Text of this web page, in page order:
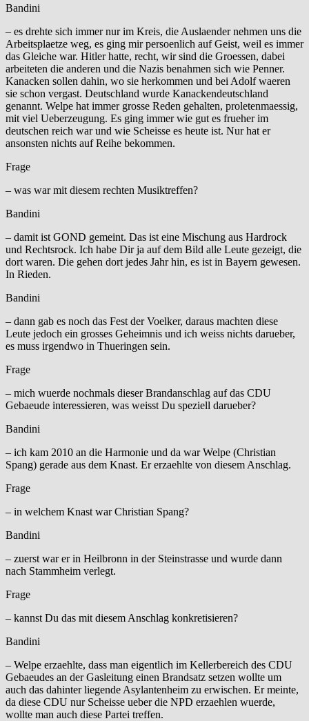
Bandini
– es drehte sich immer nur im Kreis, die Auslaender nehmen uns die
Arbeitsplaetze weg, es ging mir persoenlich auf Geist, weil es immer
das Gleiche war. Hitler hatte, recht, wir sind die Groessen, dabei
arbeiteten die anderen und die Nazis benahmen sich wie Penner.
Kanacken sollen dahin, wo sie herkommen und bei Adolf waeren
sie schon vergast. Deutschland wurde Kanackendeutschland
genannt. Welpe hat immer grosse Reden gehalten, proletenmaessig,
mit viel Ueberzeugung. Es ging immer wie gut es frueher im
deutschen reich war und wie Scheisse es heute ist. Nur hat er
ansonsten nichts auf Reihe bekommen.
Frage
– was war mit diesem rechten Musiktreffen?
Bandini
– damit ist GOND gemeint. Das ist eine Mischung aus Hardrock
und Rechtsrock. Ich habe Dir ja auf dem Bild alle Leute gezeigt, die
dort waren. Die gehen dort jedes Jahr hin, es ist in Bayern gewesen.
In Rieden.
Bandini
– dann gab es noch das Fest der Voelker, daraus machten diese
Leute jedoch ein grosses Geheimnis und ich weiss nichts darueber,
es muss irgendwo in Thueringen sein.
Frage
– mich wuerde nochmals dieser Brandanschlag auf das CDU
Gebaeude interessieren, was weisst Du speziell darueber?
Bandini
– ich kam 2010 an die Harmonie und da war Welpe (Christian
Spang) gerade aus dem Knast. Er erzaehlte von diesem Anschlag.
Frage
– in welchem Knast war Christian Spang?
Bandini
– zuerst war er in Heilbronn in der Steinstrasse und wurde dann
nach Stammheim verlegt.
Frage
– kannst Du das mit diesem Anschlag konkretisieren?
Bandini
– Welpe erzaehlte, dass man eigentlich im Kellerbereich des CDU
Gebaeudes an der Gasleitung einen Brandsatz setzen wollte um
auch das dahinter liegende Asylantenheim zu erwischen. Er meinte,
da diese CDU nur Scheisse ueber die NPD erzaehlen wuerde,
wollte man auch diese Partei treffen.